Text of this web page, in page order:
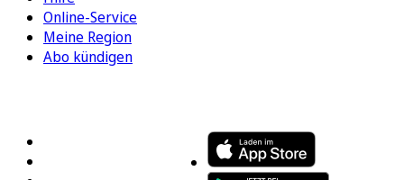
Online-Service
Meine Region
Abo kündigen